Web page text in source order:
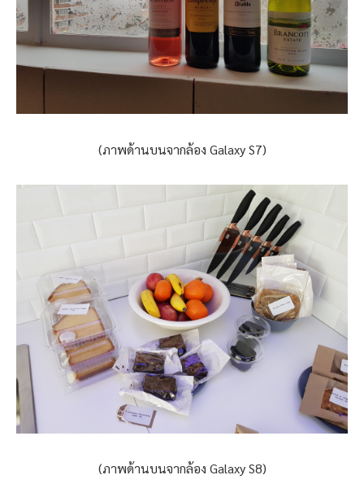
(ภาพด้านบนจากล้อง Galaxy S7)
(ภาพด้านบนจากล้อง Galaxy S8)